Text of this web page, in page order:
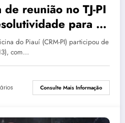
reunião no TJ-PI
para as
nas
do Piauí (CRM-PI) participou de
com…
Consulte Mais Informação